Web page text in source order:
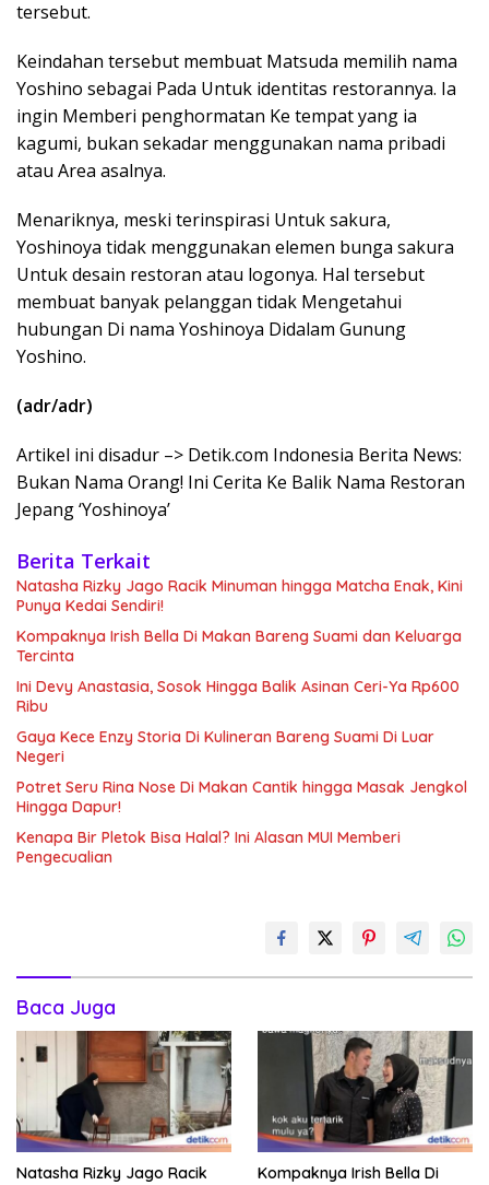
tersebut.
Keindahan tersebut membuat Matsuda memilih nama
Yoshino sebagai Pada Untuk identitas restorannya. Ia
ingin Memberi penghormatan Ke tempat yang ia
kagumi, bukan sekadar menggunakan nama pribadi
atau Area asalnya.
Menariknya, meski terinspirasi Untuk sakura,
Yoshinoya tidak menggunakan elemen bunga sakura
Untuk desain restoran atau logonya. Hal tersebut
membuat banyak pelanggan tidak Mengetahui
hubungan Di nama Yoshinoya Didalam Gunung
Yoshino.
(adr/adr)
Artikel ini disadur –> Detik.com Indonesia Berita News:
Bukan Nama Orang! Ini Cerita Ke Balik Nama Restoran
Jepang ‘Yoshinoya’
Berita Terkait
Natasha Rizky Jago Racik Minuman hingga Matcha Enak, Kini
Punya Kedai Sendiri!
Kompaknya Irish Bella Di Makan Bareng Suami dan Keluarga
Tercinta
Ini Devy Anastasia, Sosok Hingga Balik Asinan Ceri-Ya Rp600
Ribu
Gaya Kece Enzy Storia Di Kulineran Bareng Suami Di Luar
Negeri
Potret Seru Rina Nose Di Makan Cantik hingga Masak Jengkol
Hingga Dapur!
Kenapa Bir Pletok Bisa Halal? Ini Alasan MUI Memberi
Pengecualian
Baca Juga
Natasha Rizky Jago Racik
Kompaknya Irish Bella Di